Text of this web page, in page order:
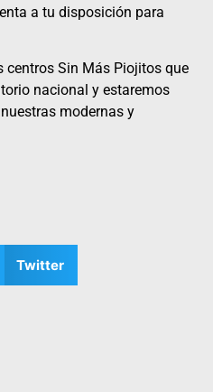
a tu disposición para
centros Sin Más Piojitos que
nacional y estaremos
modernas y
Twitter